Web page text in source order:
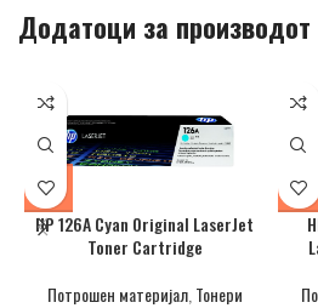
Додатоци за производот
HP 126A Cyan Original LaserJet
Toner Cartridge
Потрошен материјал, Тонери